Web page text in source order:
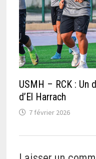
USMH – RCK : Un
d’El Harrach
7 février 2026